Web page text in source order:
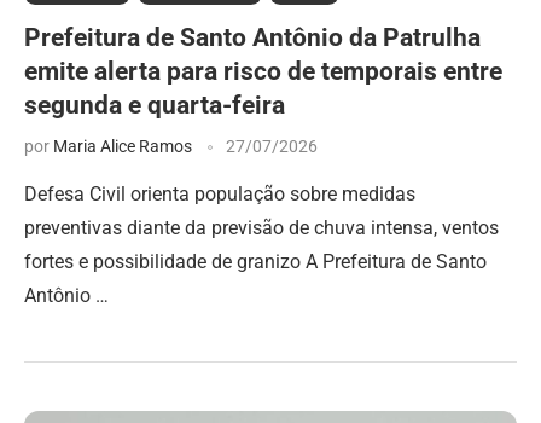
Prefeitura de Santo Antônio da Patrulha
emite alerta para risco de temporais entre
segunda e quarta-feira
por Maria Alice Ramos 27/07/2026
Defesa Civil orienta população sobre medidas
preventivas diante da previsão de chuva intensa, ventos
fortes e possibilidade de granizo A Prefeitura de Santo
Antônio …